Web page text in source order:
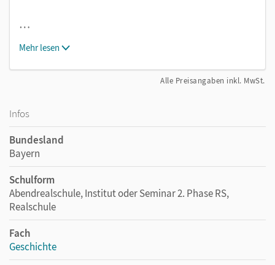
…
Mehr lesen
Alle Preisangaben inkl. MwSt.
Infos
Bundesland
Bayern
Schulform
Abendrealschule, Institut oder Seminar 2. Phase RS,
Realschule
Fach
Geschichte